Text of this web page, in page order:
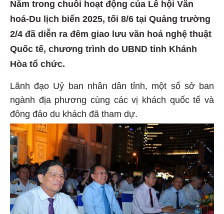
Nằm trong chuỗi hoạt động của Lễ hội Văn
hoá-Du lịch biển 2025, tối 8/6 tại Quảng trường
2/4 đã diễn ra đêm giao lưu văn hoá nghệ thuật
Quốc tế, chương trình do UBND tỉnh Khánh
Hòa tổ chức.
Lãnh đạo Uỷ ban nhân dân tỉnh, một số sở ban
ngành địa phương cùng các vị khách quốc tế và
đông đảo du khách đã tham dự.